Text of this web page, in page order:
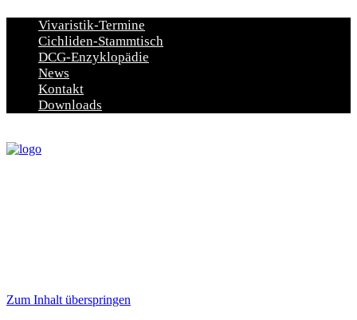
Vivaristik-Termine
Cichliden-Stammtisch
DCG-Enzyklopädie
News
Kontakt
Downloads
Zum Inhalt überspringen